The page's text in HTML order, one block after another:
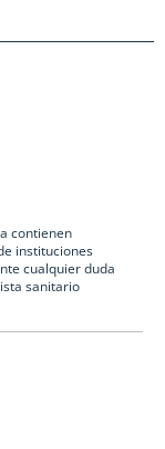
contienen
instituciones
cualquier duda
sanitario